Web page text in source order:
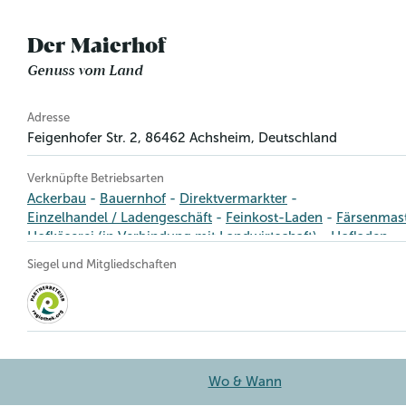
Der Maierhof
Genuss vom Land
Betriebsinformation
Adresse
Feigenhofer Str. 2, 86462 Achsheim, Deutschland
Verknüpfte Betriebsarten
Ackerbau Bauernhof
Direktvermarkter
Einzelhandel / Ladengeschäft
Feinkost-Laden
Hofkäserei (in Verbindung mit Landwirtschaft)
Hofladen
Landwirtschaft
Milchautomat
Molkerei / Käserei
Schweinezucht
Siegel und Mitgliedschaften
Wo & Wann